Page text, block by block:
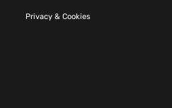
Privacy & Cookies